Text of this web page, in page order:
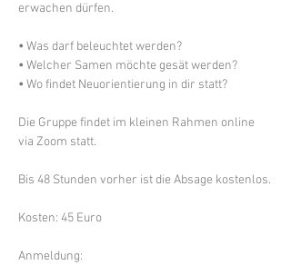
erwachen dürfen.
• Was darf beleuchtet werden?
• Welcher Samen möchte gesät werden?
• Wo findet Neuorientierung in dir statt?
Die Gruppe findet im kleinen Rahmen online
via Zoom statt.
Bis 48 Stunden vorher ist die Absage kostenlos.
Kosten: 45 Euro
Anmeldung: